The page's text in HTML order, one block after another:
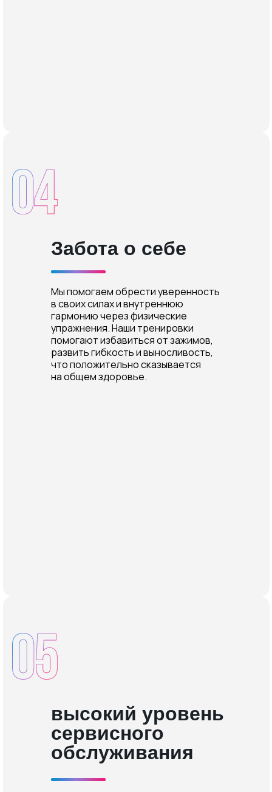
Забота о себе
Мы помогаем обрести уверенность
в своих силах и внутреннюю
гармонию через физические
упражнения. Наши тренировки
помогают избавиться от зажимов,
развить гибкость и выносливость,
что положительно сказывается
на общем здоровье.
высокий уровень
сервисного
обслуживания